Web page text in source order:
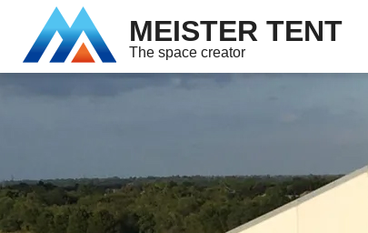
MEISTER TENT
The space creator